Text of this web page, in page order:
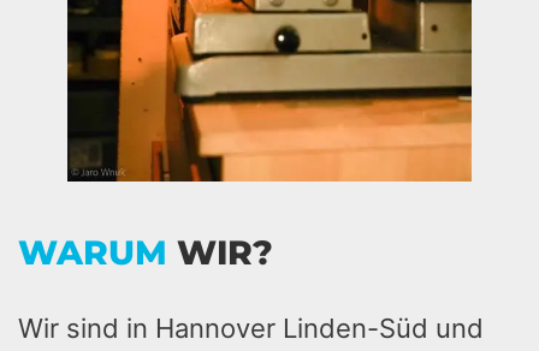
WARUM WIR?
Wir sind in Hannover Linden-Süd und